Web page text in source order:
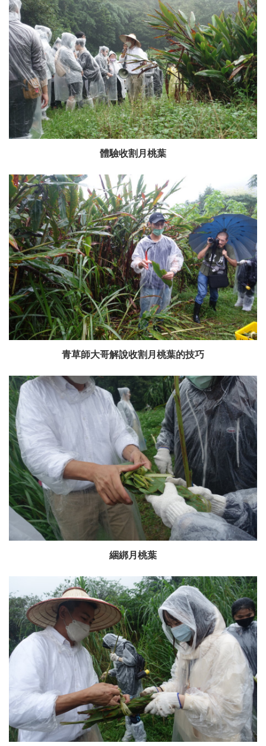
體驗收割月桃葉
青草師大哥解說收割月桃葉的技巧
綑綁月桃葉